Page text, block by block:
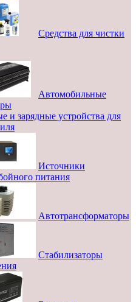
Средства для чистки
Автомобильные
и зарядные устройства для
Источники
питания
Автотрансформаторы
Стабилизаторы